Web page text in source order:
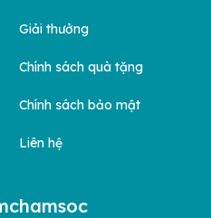
Giải thưởng
Chính sách quà tặng
Chính sách bảo mật
Liên hệ